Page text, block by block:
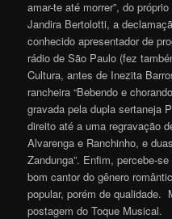
amar-te até morrer”, do
Jandira Bertolotti, a
conhecido apresentador de
rádio de São Paulo (fez
Cultura, antes de Inezita
rancheira “Bebendo e
gravada pela dupla sertaneja
direito até a uma regravação
Alvarenga e Ranchinho, e
Zandunga”. Enfim, percebe-
bom cantor do gênero
popular, porém de qualidade.
postagem do Toque Musical.